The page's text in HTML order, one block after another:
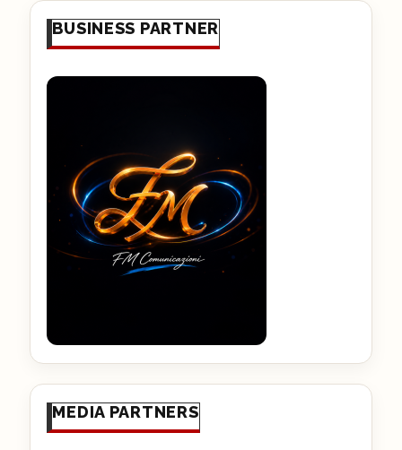
BUSINESS PARTNER
MEDIA PARTNERS